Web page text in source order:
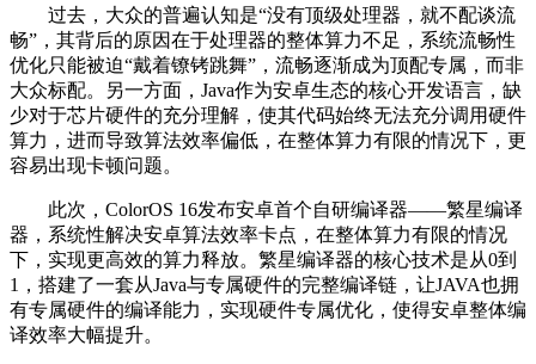
过去，大众的普遍认知是“没有顶级处理器，就不配谈流
畅”，其背后的原因在于处理器的整体算力不足，系统流畅性
优化只能被迫“戴着镣铐跳舞”，流畅逐渐成为顶配专属，而非
大众标配。另一方面，Java作为安卓生态的核心开发语言，缺
少对于芯片硬件的充分理解，使其代码始终无法充分调用硬件
算力，进而导致算法效率偏低，在整体算力有限的情况下，更
容易出现卡顿问题。
此次，ColorOS 16发布安卓首个自研编译器——繁星编译
器，系统性解决安卓算法效率卡点，在整体算力有限的情况
下，实现更高效的算力释放。繁星编译器的核心技术是从0到
1，搭建了一套从Java与专属硬件的完整编译链，让JAVA也拥
有专属硬件的编译能力，实现硬件专属优化，使得安卓整体编
译效率大幅提升。